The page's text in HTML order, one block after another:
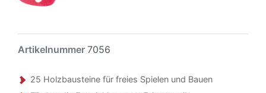
Artikelnummer 7056
25 Holzbausteine für freies Spielen und Bauen